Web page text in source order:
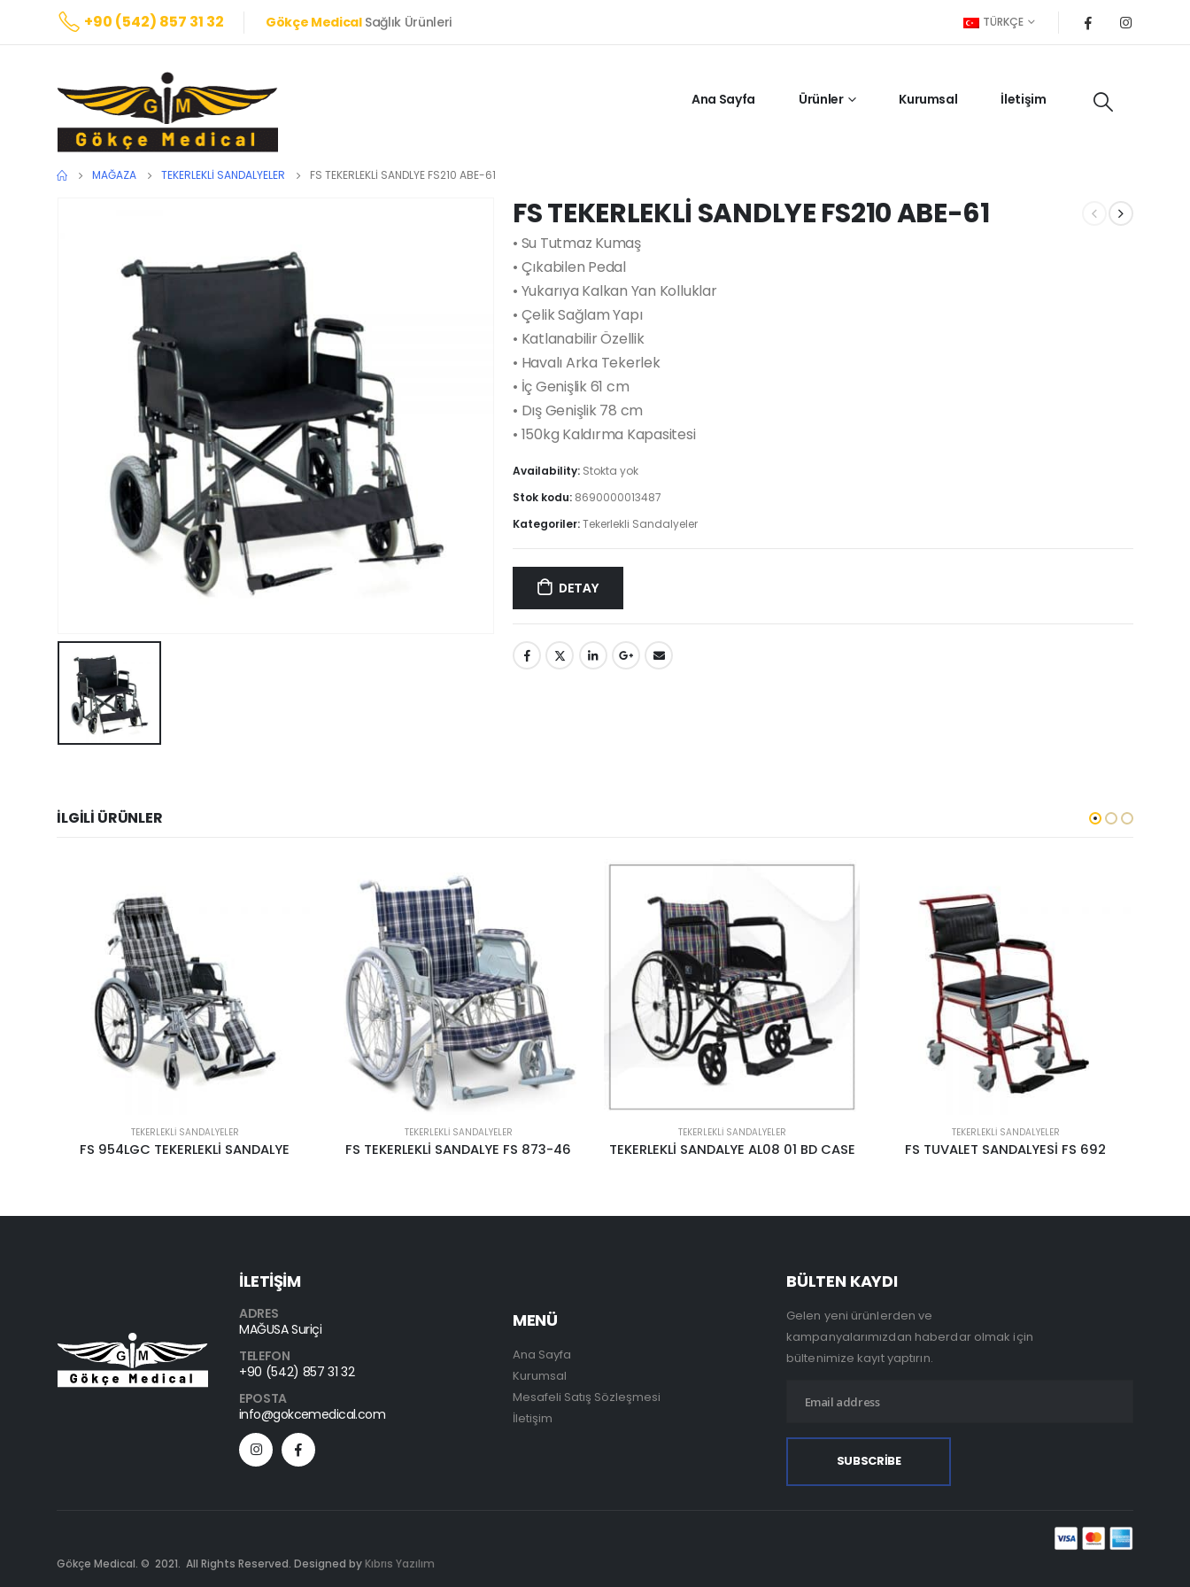
+90 (542) 857 31 32 Gökçe MedicalSağlık Ürünleri TÜRKÇE
Ana Sayfa Ürünler Kurumsal İletişim
MAĞAZA TEKERLEKLI SANDALYELER FS TEKERLEKLİ SANDLYE FS210 ABE-61
FS TEKERLEKLİ SANDLYE FS210 ABE-61
• Su Tutmaz Kumaş
• Çıkabilen Pedal
• Yukarıya Kalkan Yan Kolluklar
• Çelik Sağlam Yapı
• Katlanabilir Özellik
• Havalı Arka Tekerlek
• İç Genişlik 61 cm
• Dış Genişlik 78 cm
• 150kg Kaldırma Kapasitesi
Availability: Stokta yok
Stok kodu: 8690000013487
Kategoriler:Tekerlekli Sandalyeler
DETAY
İLGILI ÜRÜNLER
TEKERLEKLI SANDALYELER
FS TEKERLEKLİ SANDALYE FS 873-46
TEKERLEKLI SANDALYELER
TEKERLEKLİ SANDALYE AL08 01 BD CASE
TEKERLEKLI SANDALYELER
FS TUVALET SANDALYESİ FS 692
TEKERLEKLI SANDALYELER
FS 723LQF1-36 TEKERLEKLİ SANDALYE
İLETİŞİM
ADRES
MAĞUSA Suriçi
TELEFON
+90 (542) 857 31 32
EPOSTA
info@gokcemedical.com
MENÜ
Ana Sayfa
Kurumsal
Mesafeli Satış Sözleşmesi
İletişim
BÜLTEN KAYDI
Gelen yeni ürünlerden ve
kampanyalarımızdan haberdar olmak için
bültenimize kayıt yaptırın.
Gökçe Medical. © 2021. All Rights Reserved. Designed by Kıbrıs Yazılım